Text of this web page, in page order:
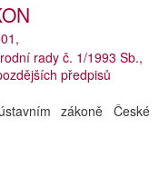
rady č. 1/1993 Sb.,
předpisů
zákoně České